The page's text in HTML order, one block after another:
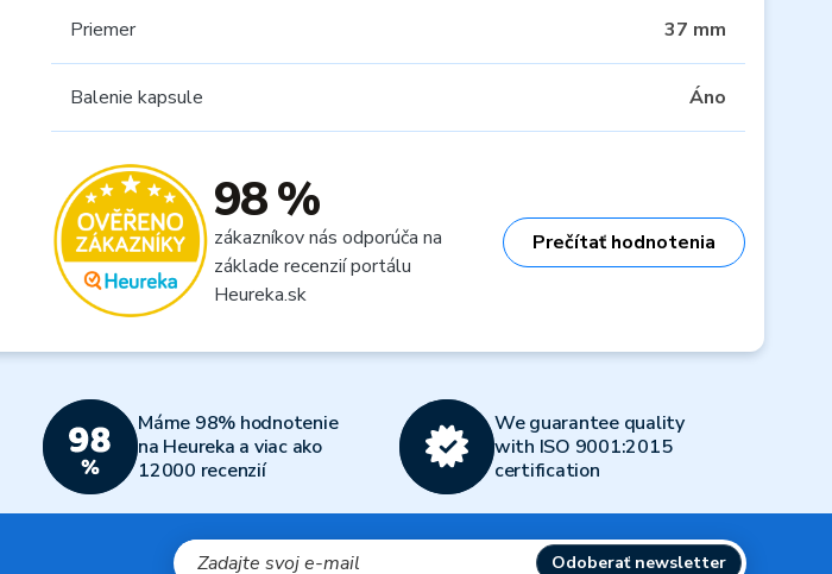
Priemer 37 mm
Balenie kapsule Áno
98 %
zákazníkov nás odporúča na
základe recenzií portálu
Heureka.sk
Prečítať hodnotenia
Máme 98% hodnotenie
na Heureka a viac ako
12000 recenzií
We guarantee quality
with ISO 9001:2015
certification
Odoberať newsletter